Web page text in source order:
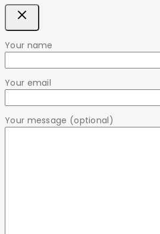
Your name
Your email
Your message (optional)